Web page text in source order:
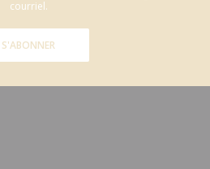
courriel.
S'ABONNER